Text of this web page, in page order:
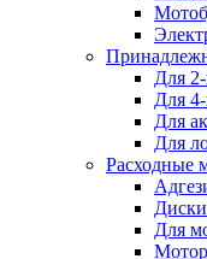
Для
Для
Для
Для
Расходные
Для